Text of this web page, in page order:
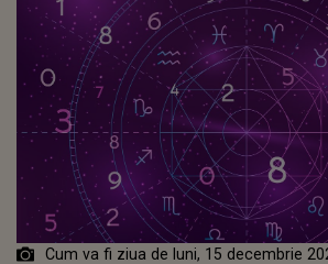
Cum va fi ziua de luni, 15 decembrie